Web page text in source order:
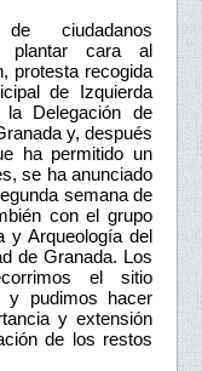
ciudadanos
plantar cara al
protesta recogida
de Izquierda
Delegación de
y, después
ha permitido un
se ha anunciado
semana de
con el grupo
y Arqueología del
de Granada. Los
el sitio
y pudimos hacer
y extensión
de los restos